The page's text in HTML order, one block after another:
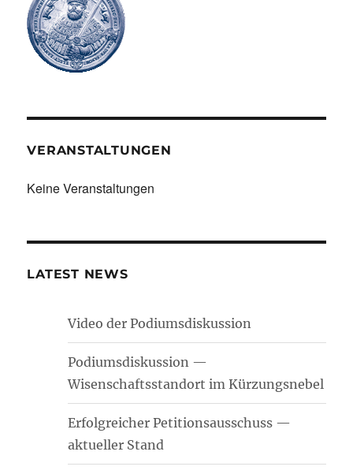
VERANSTALTUNGEN
Keine Veranstaltungen
LATEST NEWS
Video der Podiumsdiskussion
Podiumsdiskussion —
Wisenschaftsstandort im Kürzungsnebel
Erfolgreicher Petitionsausschuss —
aktueller Stand